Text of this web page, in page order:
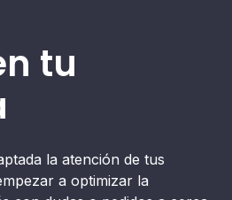
tu
la atención de tus
a optimizar la